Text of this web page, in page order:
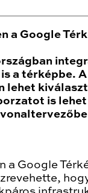
a Google
a térképbe.
lehet
is lehet
a Google